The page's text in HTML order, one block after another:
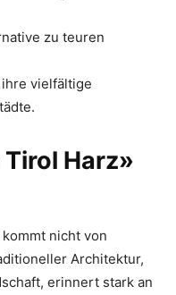
zu teuren
vielfältige
Harz»
nicht von
Architektur,
erinnert stark an